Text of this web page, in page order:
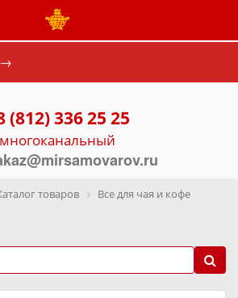
(812) 336 25 25
многоканальный
товаров Все для чая и кофе